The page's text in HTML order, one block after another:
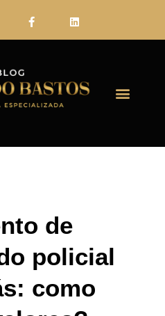
de
policial
como